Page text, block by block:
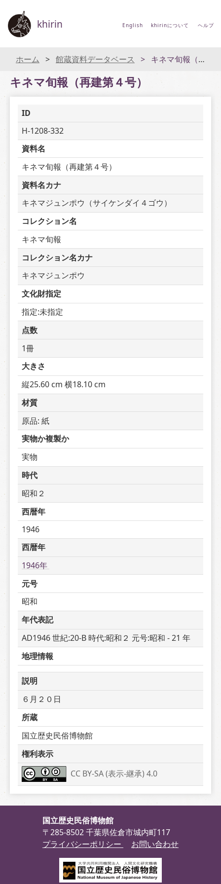
khirin English khirinについて ヘルプ
ホーム 館蔵資料データベース キネマ旬報（再建第４号）
キネマ旬報（再建第４号）
ID
H-1208-332
資料名
キネマ旬報（再建第４号）
資料名カナ
キネマジュンポウ（サイケンダイ４ゴウ）
コレクション名
キネマ旬報
コレクション名カナ
キネマジュンポウ
文化財指定
指定:未指定
点数
1冊
大きさ
縦25.60 cm 横18.10 cm
材質
原品: 紙
実物か複製か
実物
時代
昭和２
西暦年
1946
西暦年
1946年
元号
昭和
年代表記
AD1946 世紀:20-B 時代:昭和２ 元号:昭和 - 21 年
地理情報
説明
６月２０日
所蔵
国立歴史民俗博物館
権利表示
CC BY-SA (表示-継承) 4.0
国立歴史民俗博物館
〒285-8502 千葉県佐倉市城内町117
プライバシーポリシー
お問い合わせ